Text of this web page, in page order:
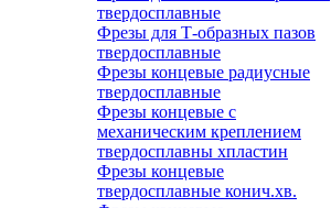
твердосплавные
Фрезы для Т-образных пазов
твердосплавные
Фрезы концевые радиусные
твердосплавные
Фрезы концевые с
механическим креплением
твердосплавны хпластин
Фрезы концевые
твердосплавные конич.хв.